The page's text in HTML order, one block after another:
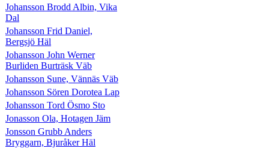
Johansson Brodd Albin, Vika
Dal
Johansson Frid Daniel,
Bergsjö Häl
Johansson John Werner
Burliden Burträsk Väb
Johansson Sune, Vännäs Väb
Johansson Sören Dorotea Lap
Johansson Tord Ösmo Sto
Jonasson Ola, Hotagen Jäm
Jonsson Grubb Anders
Bryggarn, Bjuråker Häl